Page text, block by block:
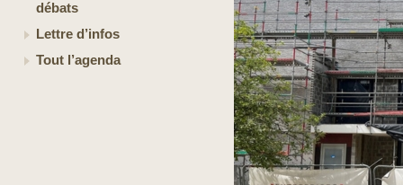
débats
Lettre d’infos
Tout l’agenda